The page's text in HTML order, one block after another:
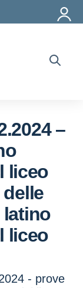
–
liceo
latino
liceo
- prove